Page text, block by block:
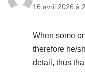
16 avril 2026 à
When some
therefore he/
detail, thus